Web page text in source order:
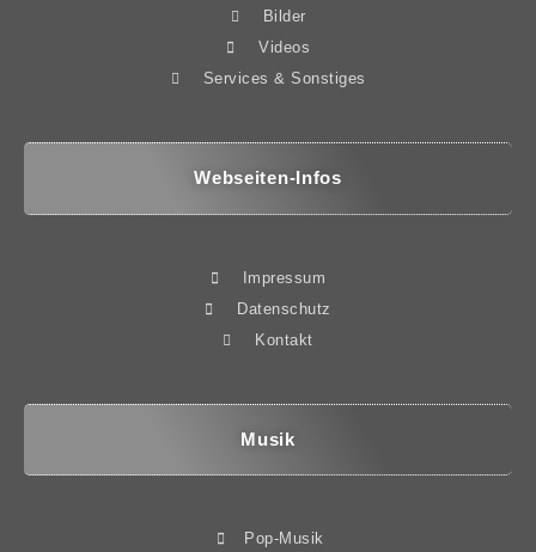
Bilder
Videos
Services & Sonstiges
Webseiten-Infos
Impressum
Datenschutz
Kontakt
Musik
Pop-Musik